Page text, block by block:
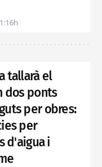
tallarà el
dos ponts
per obres:
per
d'aigua i